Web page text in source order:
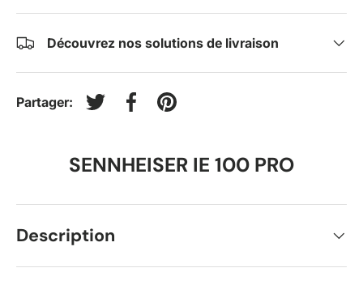
Découvrez nos solutions de livraison
Partager:
Tweeter sur Twitter
Partager sur Facebook
Épingler sur Pinterest
SENNHEISER IE 100 PRO
Description